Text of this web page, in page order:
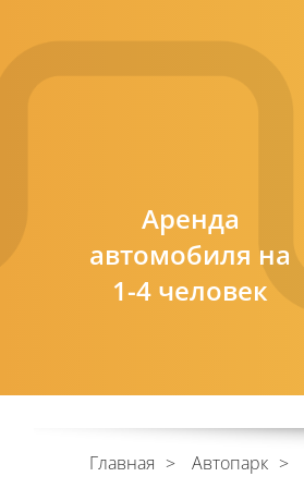
Аренда
автомобиля на
1-4 человек
Главная Автопарк